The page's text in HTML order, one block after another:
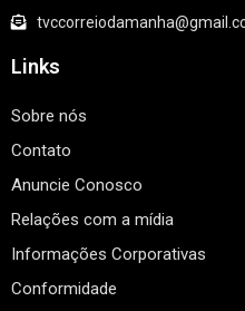
Links
Sobre nós
Contato
Anuncie Conosco
Relações com a mídia
Informações Corporativas
Conformidade